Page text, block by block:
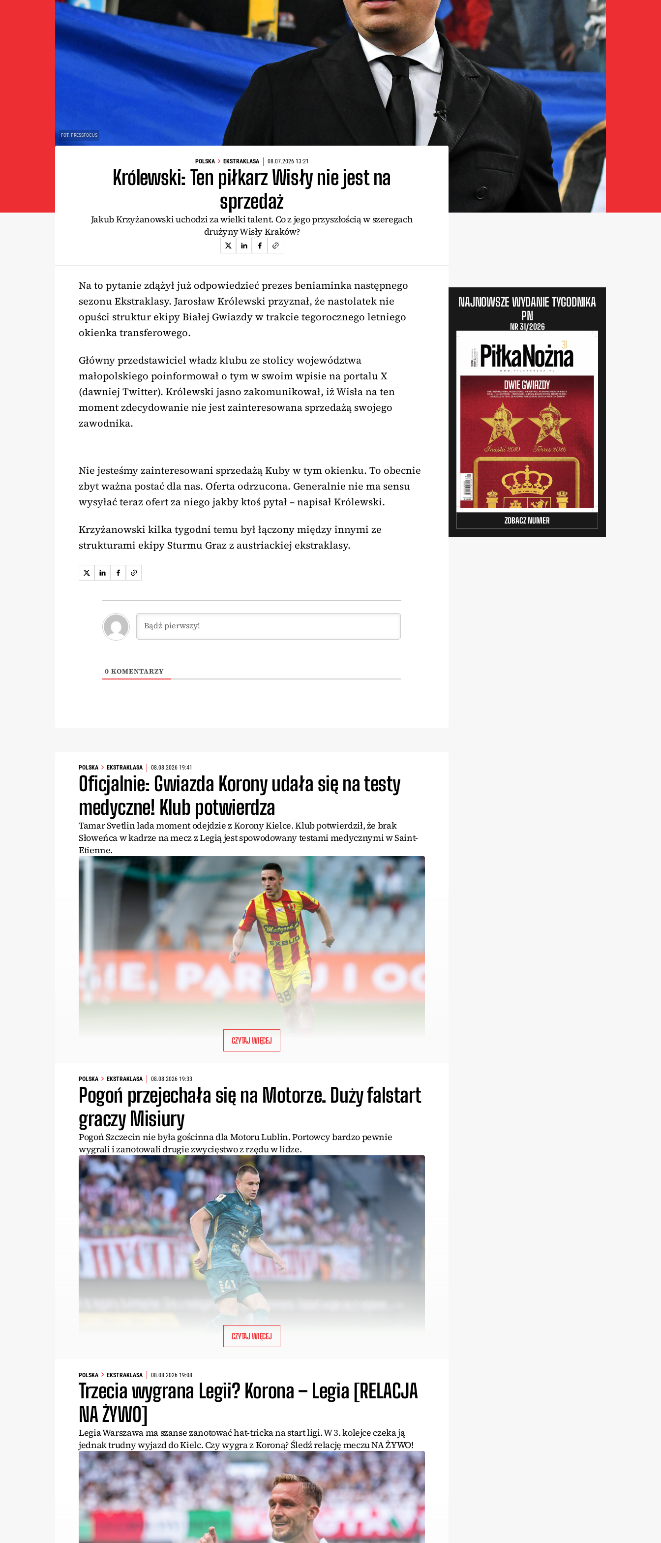
FOT. PRESSFOCUS
POLSKA EKSTRAKLASA 08.07.2026 13:21
Królewski: Ten piłkarz Wisły nie jest na
sprzedaż
Jakub Krzyżanowski uchodzi za wielki talent. Co z jego przyszłością w szeregach
drużyny Wisły Kraków?
Na to pytanie zdążył już odpowiedzieć prezes beniaminka następnego
sezonu Ekstraklasy. Jarosław Królewski przyznał, że nastolatek nie
opuści struktur ekipy Białej Gwiazdy w trakcie tegorocznego letniego
okienka transferowego.
Główny przedstawiciel władz klubu ze stolicy województwa
małopolskiego poinformował o tym w swoim wpisie na portalu X
(dawniej Twitter). Królewski jasno zakomunikował, iż Wisła na ten
moment zdecydowanie nie jest zainteresowana sprzedażą swojego
zawodnika.
Nie jesteśmy zainteresowani sprzedażą Kuby w tym okienku. To obecnie
zbyt ważna postać dla nas. Oferta odrzucona. Generalnie nie ma sensu
wysyłać teraz ofert za niego jakby ktoś pytał – napisał Królewski.
Krzyżanowski kilka tygodni temu był łączony między innymi ze
strukturami ekipy Sturmu Graz z austriackiej ekstraklasy.
0 KOMENTARZY
NAJNOWSZE WYDANIE TYGODNIKA
PN
NR 31/2026
ZOBACZ NUMER
POLSKA EKSTRAKLASA 08.08.2026 19:41
Oficjalnie: Gwiazda Korony udała się na testy
medyczne! Klub potwierdza
Tamar Svetlin lada moment odejdzie z Korony Kielce. Klub potwierdził, że brak
Słoweńca w kadrze na mecz z Legią jest spowodowany testami medycznymi w Saint-
Etienne.
CZYTAJ WIĘCEJ
POLSKA EKSTRAKLASA 08.08.2026 19:33
Pogoń przejechała się na Motorze. Duży falstart
graczy Misiury
Pogoń Szczecin nie była gościnna dla Motoru Lublin. Portowcy bardzo pewnie
wygrali i zanotowali drugie zwycięstwo z rzędu w lidze.
CZYTAJ WIĘCEJ
POLSKA EKSTRAKLASA 08.08.2026 19:08
Trzecia wygrana Legii? Korona – Legia [RELACJA
NA ŻYWO]
Legia Warszawa ma szanse zanotować hat-tricka na start ligi. W 3. kolejce czeka ją
jednak trudny wyjazd do Kielc. Czy wygra z Koroną? Śledź relację meczu NA ŻYWO!